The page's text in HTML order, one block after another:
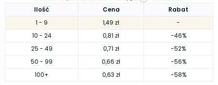
Ilość Cena
Rabat
1 - 9 1,49 zł
-
10 - 24 0,81 zł
-46%
25 - 49 0,71 zł
-52%
50 - 99 0,66 zł
-56%
100+ 0,63 zł -58%